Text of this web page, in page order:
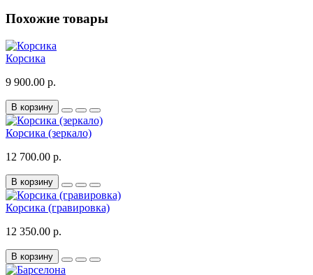
Похожие товары
Корсика
9 900.00 р.
В корзину
Корсика (зеркало)
12 700.00 р.
В корзину
Корсика (гравировка)
12 350.00 р.
В корзину